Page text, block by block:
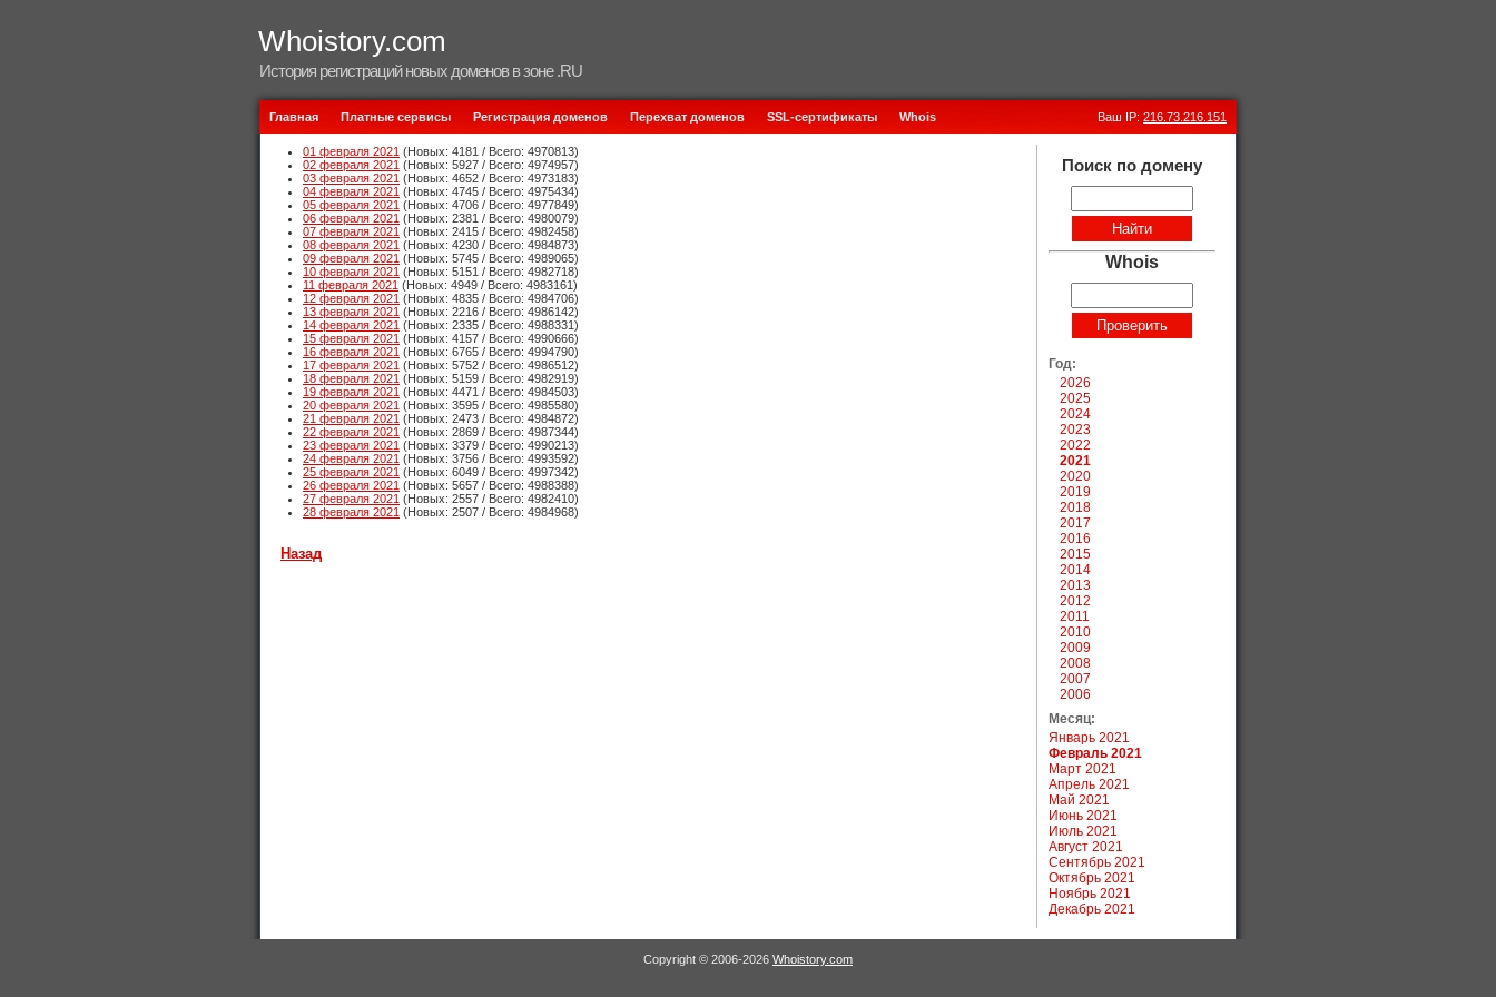
Whoistory.com
История регистраций новых доменов в зоне .RU
Главная Платные сервисы Регистрация доменов Перехват доменов SSL-сертификаты Whois Ваш IP: 216.73.216.151
01 февраля 2021 (Новых: 4181 / Всего: 4970813)
02 февраля 2021 (Новых: 5927 / Всего: 4974957)
03 февраля 2021 (Новых: 4652 / Всего: 4973183)
04 февраля 2021 (Новых: 4745 / Всего: 4975434)
05 февраля 2021 (Новых: 4706 / Всего: 4977849)
06 февраля 2021 (Новых: 2381 / Всего: 4980079)
07 февраля 2021 (Новых: 2415 / Всего: 4982458)
08 февраля 2021 (Новых: 4230 / Всего: 4984873)
09 февраля 2021 (Новых: 5745 / Всего: 4989065)
10 февраля 2021 (Новых: 5151 / Всего: 4982718)
11 февраля 2021 (Новых: 4949 / Всего: 4983161)
12 февраля 2021 (Новых: 4835 / Всего: 4984706)
13 февраля 2021 (Новых: 2216 / Всего: 4986142)
14 февраля 2021 (Новых: 2335 / Всего: 4988331)
15 февраля 2021 (Новых: 4157 / Всего: 4990666)
16 февраля 2021 (Новых: 6765 / Всего: 4994790)
17 февраля 2021 (Новых: 5752 / Всего: 4986512)
18 февраля 2021 (Новых: 5159 / Всего: 4982919)
19 февраля 2021 (Новых: 4471 / Всего: 4984503)
20 февраля 2021 (Новых: 3595 / Всего: 4985580)
21 февраля 2021 (Новых: 2473 / Всего: 4984872)
22 февраля 2021 (Новых: 2869 / Всего: 4987344)
23 февраля 2021 (Новых: 3379 / Всего: 4990213)
24 февраля 2021 (Новых: 3756 / Всего: 4993592)
25 февраля 2021 (Новых: 6049 / Всего: 4997342)
26 февраля 2021 (Новых: 5657 / Всего: 4988388)
27 февраля 2021 (Новых: 2557 / Всего: 4982410)
28 февраля 2021 (Новых: 2507 / Всего: 4984968)
Назад
Поиск по домену
Whois
Год:
2026
2025
2024
2023
2022
2021
2020
2019
2018
2017
2016
2015
2014
2013
2012
2011
2010
2009
2008
2007
2006
Месяц:
Январь 2021
Февраль 2021
Март 2021
Апрель 2021
Май 2021
Июнь 2021
Июль 2021
Август 2021
Сентябрь 2021
Октябрь 2021
Ноябрь 2021
Декабрь 2021
Copyright © 2006-2026 Whoistory.com